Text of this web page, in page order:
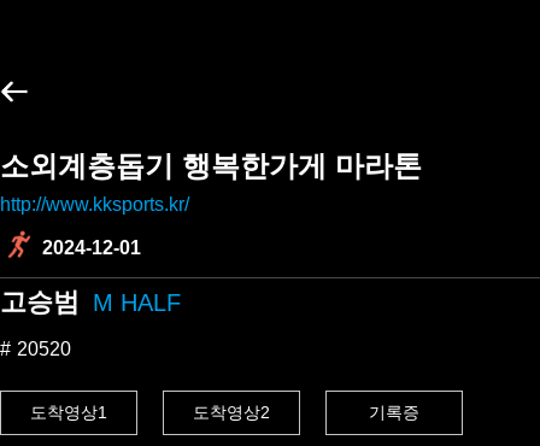
소외계층돕기 행복한가게 마라톤
http://www.kksports.kr/
2024-12-01
고승범 M HALF
20520
도착영상1 도착영상2 기록증